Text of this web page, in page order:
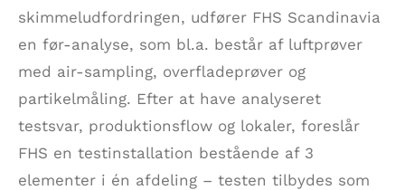
skimmeludfordringen, udfører FHS Scandinavia
en før-analyse, som bl.a. består af luftprøver
med air-sampling, overfladeprøver og
partikelmåling. Efter at have analyseret
testsvar, produktionsflow og lokaler, foreslår
FHS en testinstallation bestående af 3
elementer i én afdeling – testen tilbydes som